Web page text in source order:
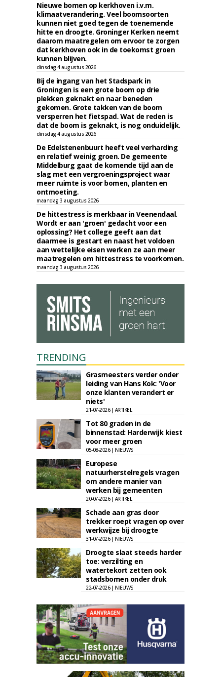
Nieuwe bomen op kerkhoven i.v.m.
klimaatverandering. Veel boomsoorten
kunnen niet goed tegen de toenemende
hitte en droogte. Groninger Kerken neemt
daarom maatregelen om ervoor te zorgen
dat kerkhoven ook in de toekomst groen
kunnen blijven.
dinsdag 4 augustus 2026
Bij de ingang van het Stadspark in
Groningen is een grote boom op drie
plekken geknakt en naar beneden
gekomen. Grote takken van de boom
versperren het fietspad. Wat de reden is
dat de boom is geknakt, is nog onduidelijk.
dinsdag 4 augustus 2026
De Edelstenenbuurt heeft veel verharding
en relatief weinig groen. De gemeente
Middelburg gaat de komende tijd aan de
slag met een vergroeningsproject waar
meer ruimte is voor bomen, planten en
ontmoeting.
maandag 3 augustus 2026
De hittestress is merkbaar in Veenendaal.
Wordt er aan 'groen' gedacht voor een
oplossing? Het college geeft aan dat
daarmee is gestart en naast het voldoen
aan wettelijke eisen werken ze aan meer
maatregelen om hittestress te voorkomen.
maandag 3 augustus 2026
TRENDING
Grasmeesters verder onder
leiding van Hans Kok: 'Voor
onze klanten verandert er
niets'
21-07-2026 | ARTIKEL
Tot 80 graden in de
binnenstad: Harderwijk kiest
voor meer groen
05-08-2026 | NIEUWS
Europese
natuurherstelregels vragen
om andere manier van
werken bij gemeenten
20-07-2026 | ARTIKEL
Schade aan gras door
trekker roept vragen op over
werkwijze bij droogte
31-07-2026 | NIEUWS
Droogte slaat steeds harder
toe: verzilting en
watertekort zetten ook
stadsbomen onder druk
22-07-2026 | NIEUWS